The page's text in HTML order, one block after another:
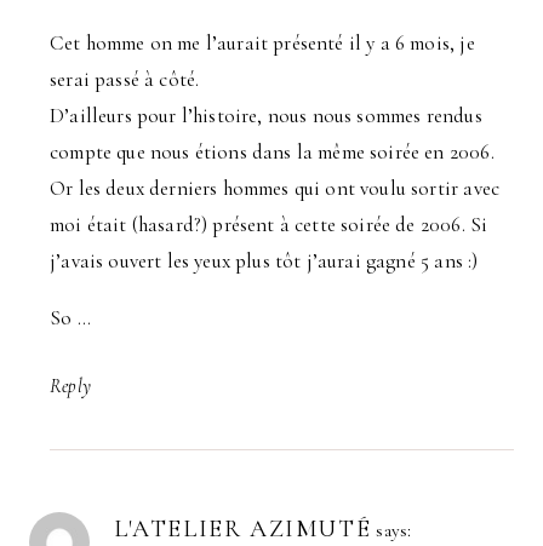
Cet homme on me l’aurait présenté il y a 6 mois, je
serai passé à côté.
D’ailleurs pour l’histoire, nous nous sommes rendus
compte que nous étions dans la même soirée en 2006.
Or les deux derniers hommes qui ont voulu sortir avec
moi était (hasard?) présent à cette soirée de 2006. Si
j’avais ouvert les yeux plus tôt j’aurai gagné 5 ans :)
So …
Reply
L'ATELIER AZIMUTÉ says: